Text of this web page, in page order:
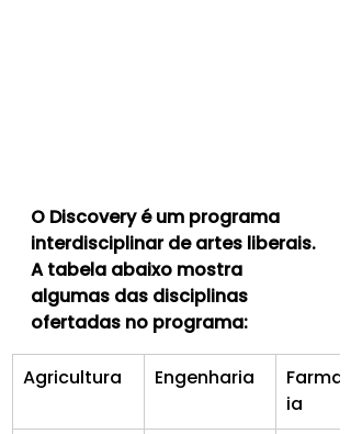
O Discovery é um programa
interdisciplinar de artes liberais.
A tabela abaixo mostra
algumas das disciplinas
ofertadas no programa:
Agricultura Engenharia
ia